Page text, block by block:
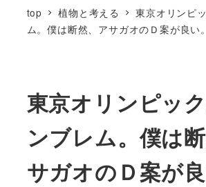
top 植物と考える
東京オリンピ
ム。僕は断然、アサガオのＤ案が良い。
東京オリンピッ
ンブレム。僕は
サガオのＤ案が良